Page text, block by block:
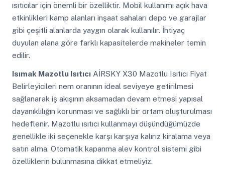
ısıtıcılar için önemli bir özelliktir. Mobil kullanımı açık hava
etkinlikleri kamp alanları inşaat sahaları depo ve garajlar
gibi çeşitli alanlarda yaygın olarak kullanılır. İhtiyaç
duyulan alana göre farklı kapasitelerde makineler temin
edilir.
Isımak Mazotlu IsıtıcıAİRSKY X30 Mazotlu Isıtıcı Fiyat
Belirleyicileri nem oranının ideal seviyeye getirilmesi
sağlanarak iş akışının aksamadan devam etmesi yapısal
dayanıklılığın korunması ve sağlıklı bir ortam oluşturulması
hedeflenir. Mazotlu ısıtıcı kullanmayı düşündüğümüzde
genellikle iki seçenekle karşı karşıya kalırız kiralama veya
satın alma. Otomatik kapanma alev kontrol sistemi gibi
özelliklerin bulunmasına dikkat etmeliyiz.